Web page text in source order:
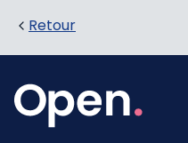
Retour